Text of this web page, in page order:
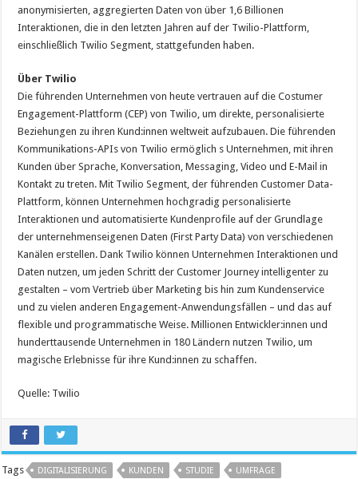
anonymisierten, aggregierten Daten von über 1,6 Billionen
Interaktionen, die in den letzten Jahren auf der Twilio-Plattform,
einschließlich Twilio Segment, stattgefunden haben.
Über Twilio
Die führenden Unternehmen von heute vertrauen auf die Costumer
Engagement-Plattform (CEP) von Twilio, um direkte, personalisierte
Beziehungen zu ihren Kund:innen weltweit aufzubauen. Die führenden
Kommunikations-APIs von Twilio ermöglich s Unternehmen, mit ihren
Kunden über Sprache, Konversation, Messaging, Video und E-Mail in
Kontakt zu treten. Mit Twilio Segment, der führenden Customer Data-
Plattform, können Unternehmen hochgradig personalisierte
Interaktionen und automatisierte Kundenprofile auf der Grundlage
der unternehmenseigenen Daten (First Party Data) von verschiedenen
Kanälen erstellen. Dank Twilio können Unternehmen Interaktionen und
Daten nutzen, um jeden Schritt der Customer Journey intelligenter zu
gestalten – vom Vertrieb über Marketing bis hin zum Kundenservice
und zu vielen anderen Engagement-Anwendungsfällen – und das auf
flexible und programmatische Weise. Millionen Entwickler:innen und
hunderttausende Unternehmen in 180 Ländern nutzen Twilio, um
magische Erlebnisse für ihre Kund:innen zu schaffen.
Quelle: Twilio
Tags DIGITALISIERUNG KUNDEN STUDIE UMFRAGE